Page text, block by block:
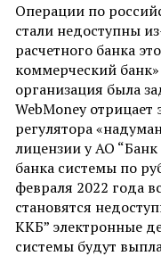
Операции по
стали недоступны
расчетного банка
коммерческий
организация была
WebMoney отрицает
регулятора
лицензии у АО “Банк
банка системы по
февраля 2022 года
становятся
ККБ” электронные
системы будут